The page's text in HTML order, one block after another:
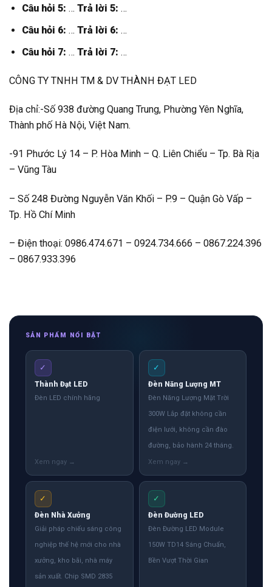
Câu hỏi 5: …Trả lời 5: …
Câu hỏi 6: …Trả lời 6: …
Câu hỏi 7: …Trả lời 7: …
CÔNG TY TNHH TM & DV THÀNH ĐẠT LED
Địa chỉ:-Số 938 đường Quang Trung, Phường Yên Nghĩa,
Thành phố Hà Nội, Việt Nam.
-91 Phước Lý 14 – P. Hòa Minh – Q. Liên Chiểu – Tp. Bà Rịa
– Vũng Tàu
– Số 248 Đường Nguyễn Văn Khối – P.9 – Quận Gò Vấp –
Tp. Hồ Chí Minh
– Điện thoại: 0986.474.671 – 0924.734.666 – 0867.224.396
– 0867.933.396
SẢN PHẨM NỔI BẬT
✓
Thành Đạt LED
Đèn LED chính hãng
✓
Đèn Năng Lượng MT
Đèn Năng Lượng Mặt Trời
300W Lắp đặt không cần
điện lưới, không cần đào
đường, bảo hành 24 tháng.
✓
Đèn Nhà Xưởng
Giải pháp chiếu sáng công
nghiệp thế hệ mới cho nhà
xưởng, kho bãi, nhà máy
sản xuất. Chip SMD 2835
✓
Đèn Đường LED
Đèn Đường LED Module
150W TD14 Sáng Chuẩn,
Bền Vượt Thời Gian